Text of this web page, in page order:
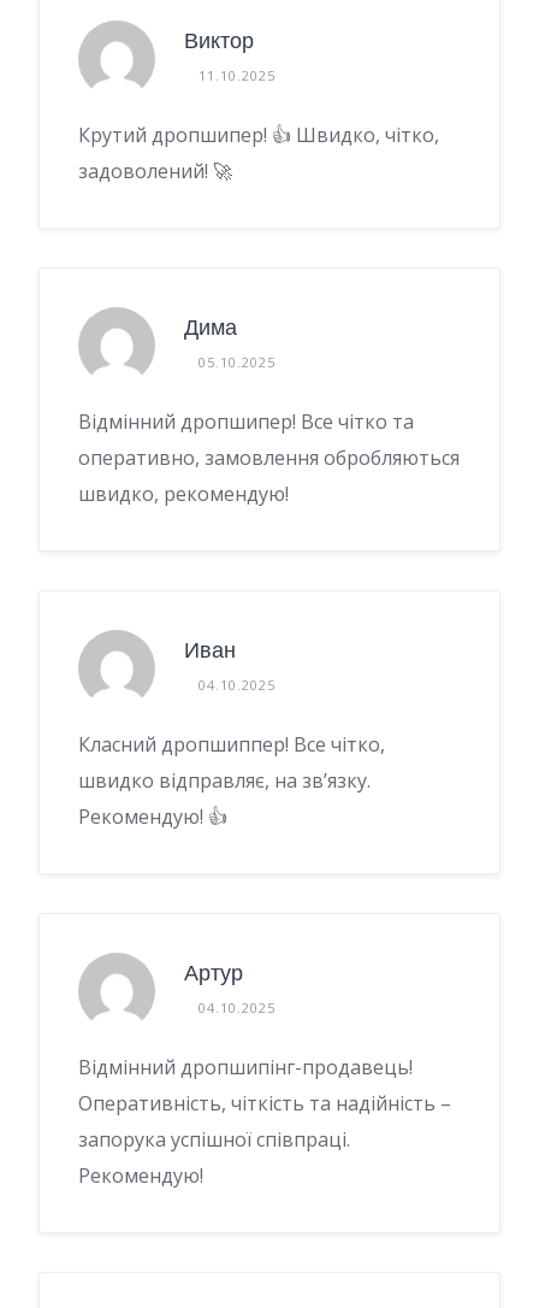
Виктор
11.10.2025
Крутий дропшипер! 👍 Швидко, чітко,
задоволений! 🚀
Дима
05.10.2025
Відмінний дропшипер! Все чітко та
оперативно, замовлення обробляються
швидко, рекомендую!
Иван
04.10.2025
Класний дропшиппер! Все чітко,
швидко відправляє, на зв’язку.
Рекомендую! 👍
Артур
04.10.2025
Відмінний дропшипінг-продавець!
Оперативність, чіткість та надійність –
запорука успішної співпраці.
Рекомендую!